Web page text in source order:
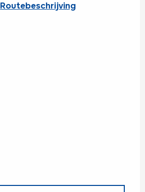
Routebeschrijving